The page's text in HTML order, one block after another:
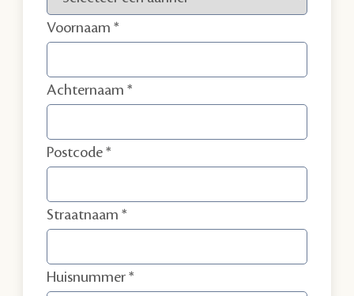
Voornaam
Achternaam
Postcode
Straatnaam
Huisnummer